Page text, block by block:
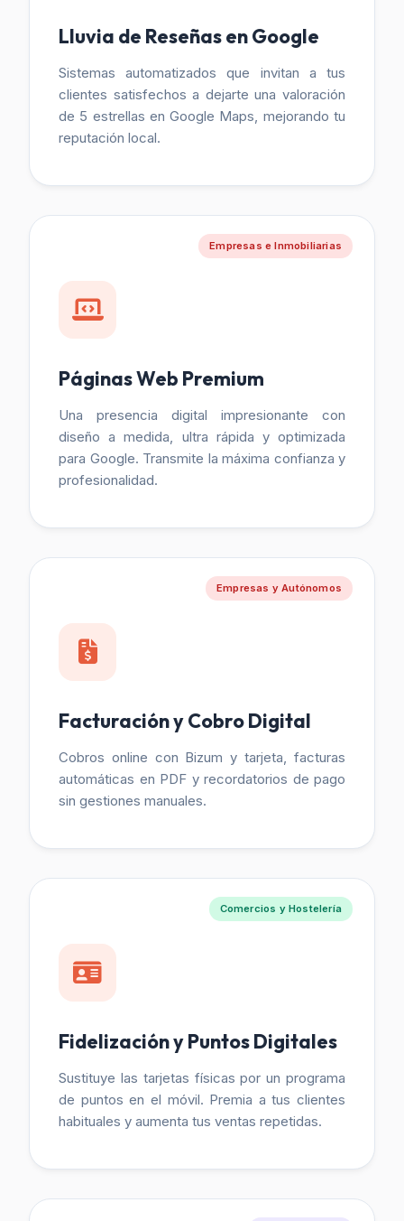
Lluvia de Reseñas en Google
Sistemas automatizados que invitan a tus
clientes satisfechos a dejarte una valoración
de 5 estrellas en Google Maps, mejorando tu
reputación local.
Empresas e Inmobiliarias
Páginas Web Premium
Una presencia digital impresionante con
diseño a medida, ultra rápida y optimizada
para Google. Transmite la máxima confianza y
profesionalidad.
Empresas y Autónomos
Facturación y Cobro Digital
Cobros online con Bizum y tarjeta, facturas
automáticas en PDF y recordatorios de pago
sin gestiones manuales.
Comercios y Hostelería
Fidelización y Puntos Digitales
Sustituye las tarjetas físicas por un programa
de puntos en el móvil. Premia a tus clientes
habituales y aumenta tus ventas repetidas.